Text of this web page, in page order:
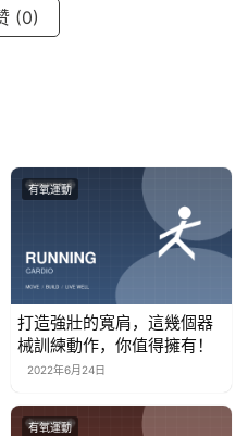
(0)
有氧運動
打造強壯的寬肩，這幾個器
械訓練動作，你值得擁有！
2022年6月24日
有氧運動